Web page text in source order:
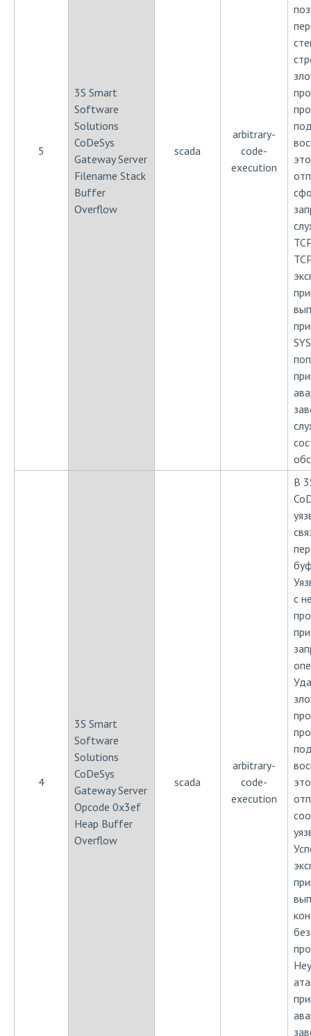
5
3S Smart
Software
Solutions
CoDeSys
Gateway Server
Filename Stack
Buffer
Overflow
scada
arbitrary-
code-
execution
4
3S Smart
Software
Solutions
CoDeSys
Gateway Server
Opcode 0x3ef
Heap Buffer
Overflow
scada
arbitrary-
code-
execution
В
с